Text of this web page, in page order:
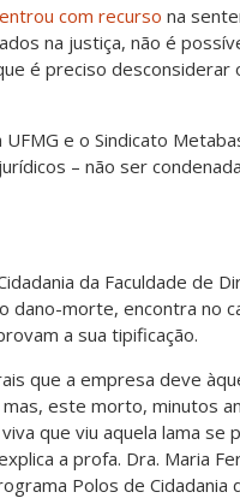
com recurso na
na justiça, não é
é preciso desconsiderar
e o Sindicato
– não ser
da Faculdade de
dano-morte, encontra no
a sua tipificação.
que a empresa deve
este morto, minutos
que viu aquela lama se
a profa. Dra. Maria
Polos de Cidadania